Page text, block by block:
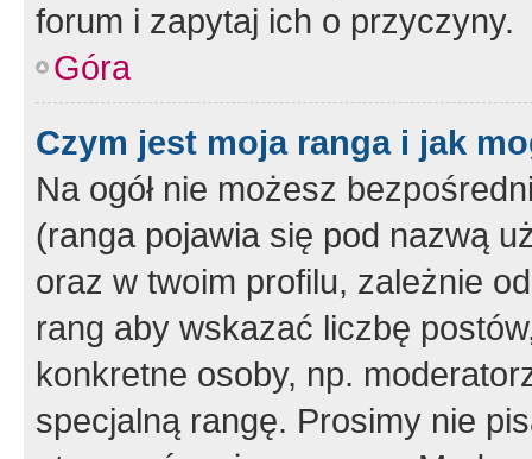
forum i zapytaj ich o przyczyny.
Góra
Czym jest moja ranga i jak
Na ogół nie możesz
(ranga pojawia się pod nazwą
oraz w twoim profilu, zależnie
rang aby wskazać liczbę
konkretne osoby, np.
specjalną rangę. Prosimy nie